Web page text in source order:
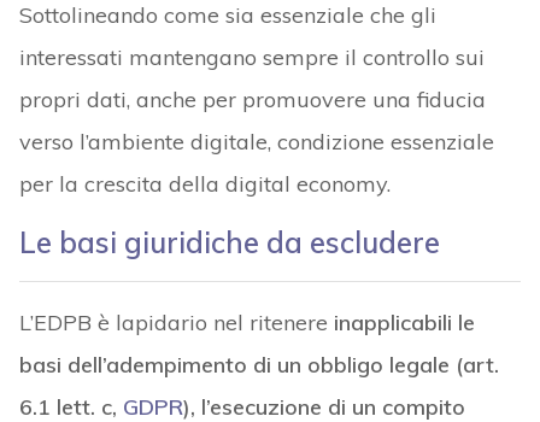
Sottolineando come sia essenziale che gli
interessati mantengano sempre il controllo sui
propri dati, anche per promuovere una fiducia
verso l’ambiente digitale, condizione essenziale
per la crescita della digital economy.
Le basi giuridiche da escludere
L’EDPB è lapidario nel ritenere inapplicabili le
basi dell’adempimento di un obbligo legale (art.
6.1 lett. c, GDPR), l’esecuzione di un compito